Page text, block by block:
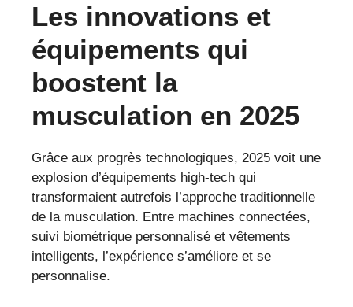
Les innovations et
équipements qui
boostent la
musculation en 2025
Grâce aux progrès technologiques, 2025 voit une
explosion d’équipements high-tech qui
transformaient autrefois l’approche traditionnelle
de la musculation. Entre machines connectées,
suivi biométrique personnalisé et vêtements
intelligents, l’expérience s’améliore et se
personnalise.